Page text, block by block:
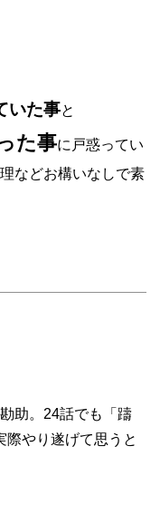
いた事と
た事に戸惑ってい
などお構いなしで素
助。24話でも「躊
際やり遂げて思うと